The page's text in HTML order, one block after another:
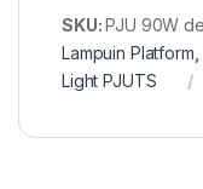
SKU:PJU 90W
Lampuin Platform
Light PJUTS